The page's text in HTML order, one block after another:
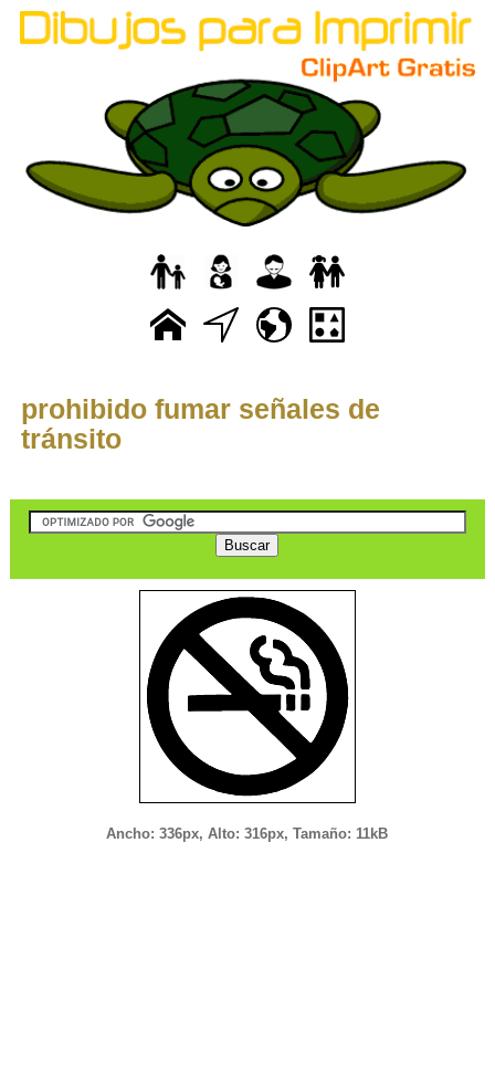
prohibido fumar señales de
tránsito
Ancho: 336px, Alto: 316px, Tamaño: 11kB